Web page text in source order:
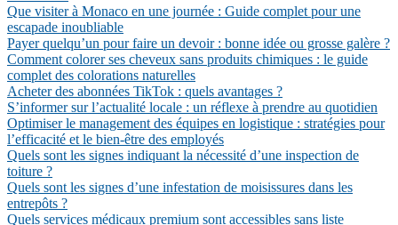
Que visiter à Monaco en une journée : Guide complet pour une
escapade inoubliable
Payer quelqu’un pour faire un devoir : bonne idée ou grosse galère ?
Comment colorer ses cheveux sans produits chimiques : le guide
complet des colorations naturelles
Acheter des abonnées TikTok : quels avantages ?
S’informer sur l’actualité locale : un réflexe à prendre au quotidien
Optimiser le management des équipes en logistique : stratégies pour
l’efficacité et le bien-être des employés
Quels sont les signes indiquant la nécessité d’une inspection de
toiture ?
Quels sont les signes d’une infestation de moisissures dans les
entrepôts ?
Quels services médicaux premium sont accessibles sans liste